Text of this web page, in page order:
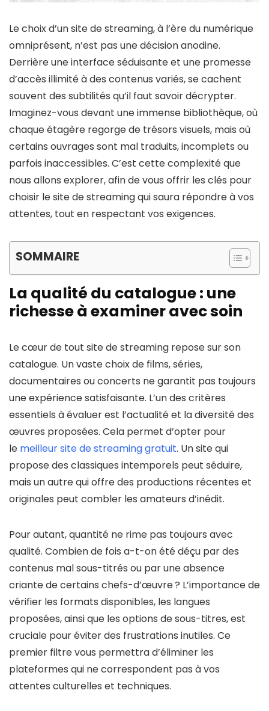
Le choix d’un site de streaming, à l’ère du numérique
omniprésent, n’est pas une décision anodine.
Derrière une interface séduisante et une promesse
d’accès illimité à des contenus variés, se cachent
souvent des subtilités qu’il faut savoir décrypter.
Imaginez-vous devant une immense bibliothèque, où
chaque étagère regorge de trésors visuels, mais où
certains ouvrages sont mal traduits, incomplets ou
parfois inaccessibles. C’est cette complexité que
nous allons explorer, afin de vous offrir les clés pour
choisir le site de streaming qui saura répondre à vos
attentes, tout en respectant vos exigences.
SOMMAIRE
La qualité du catalogue : une
richesse à examiner avec soin
Le cœur de tout site de streaming repose sur son
catalogue. Un vaste choix de films, séries,
documentaires ou concerts ne garantit pas toujours
une expérience satisfaisante. L’un des critères
essentiels à évaluer est l’actualité et la diversité des
œuvres proposées. Cela permet d’opter pour
le meilleur site de streaming gratuit. Un site qui
propose des classiques intemporels peut séduire,
mais un autre qui offre des productions récentes et
originales peut combler les amateurs d’inédit.
Pour autant, quantité ne rime pas toujours avec
qualité. Combien de fois a-t-on été déçu par des
contenus mal sous-titrés ou par une absence
criante de certains chefs-d’œuvre ? L’importance de
vérifier les formats disponibles, les langues
proposées, ainsi que les options de sous-titres, est
cruciale pour éviter des frustrations inutiles. Ce
premier filtre vous permettra d’éliminer les
plateformes qui ne correspondent pas à vos
attentes culturelles et techniques.